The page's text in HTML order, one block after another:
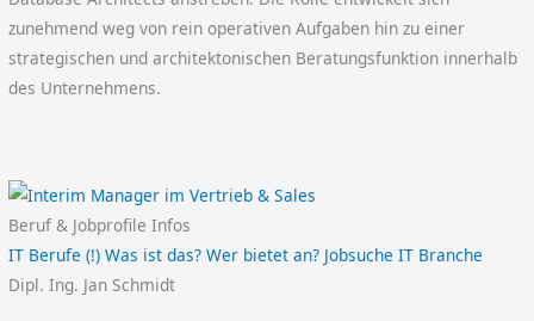
zunehmend weg von rein operativen Aufgaben hin zu einer
strategischen und architektonischen Beratungsfunktion innerhalb
des Unternehmens.
Beruf & Jobprofile Infos
IT Berufe (!) Was ist das? Wer bietet an? Jobsuche IT Branche
Dipl. Ing. Jan Schmidt